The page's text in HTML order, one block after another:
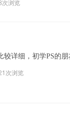
次浏览
较详细，初学PS
次浏览